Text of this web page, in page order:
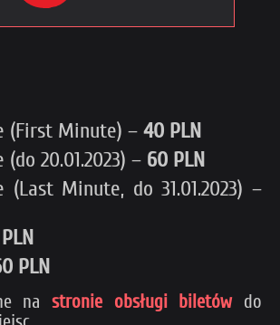
(First Minute) – 40 PLN
20.01.2023) – 60 PLN
(Last Minute, do 31.01.2023) –
PLN
na stronie obsługi biletówdo